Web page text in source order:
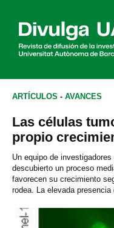
Agenda
ARTÍCULOS - AVANCES
Las células
propio
Un equipo de
descubierto un proceso
favorecen su crecimiento
rodea. La elevada presencia